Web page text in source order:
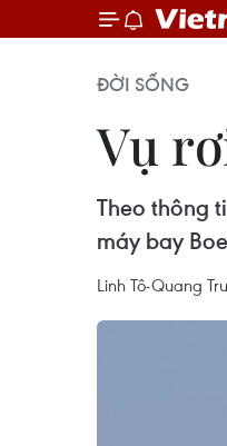
ĐỜI SỐNG
Vụ
Theo thông
máy bay
Linh Tô-Quang